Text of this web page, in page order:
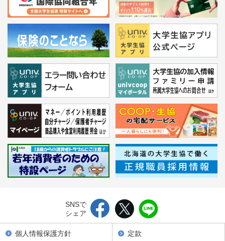
SNSで
シェア
個人情報保護方針
定款